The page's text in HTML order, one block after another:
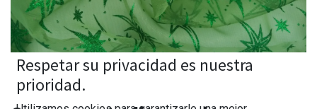
Respetar su privacidad es nuestra
prioridad.